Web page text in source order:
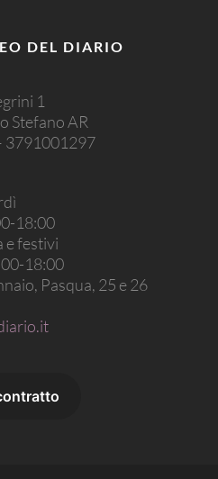
DEL DIARIO
1
Stefano AR
3791001297
18:00
e festivi
18:00
Pasqua, 25 e 26